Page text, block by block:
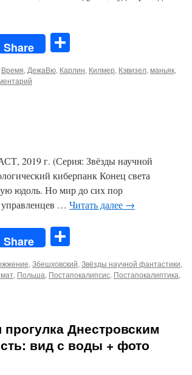
Share
Время, ДежаВю, Карлин, Килмер, Кэвизел, маньяк,
2019 г. (Серия: Звёзды научной
киберпанк Конец света
юдоль. Но мир до сих пор
… Читать далее →
Share
, Збешховский, Звёзды научной фантастики,
, Польша, Постапокалипсис, Постапокалиптика,
Днестровским
вид с воды + фото